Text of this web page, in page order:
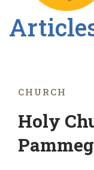
CHURCH
Holy